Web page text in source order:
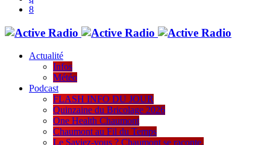
Actualité
Infos
Météo
Podcast
FLASH INFO DU JOUR
Quinzaine du Bricolage 2026
One Health Chaumont
Chaumont au Fil du Temps
Le Saviez-vous ? Chaumont se raconte.